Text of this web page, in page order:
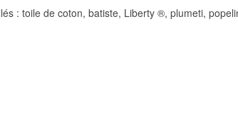
: toile de coton, batiste, Liberty ®, plumeti,